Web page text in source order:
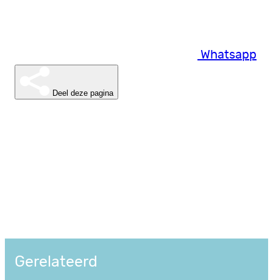
Whatsapp
Deel deze pagina
Gerelateerd